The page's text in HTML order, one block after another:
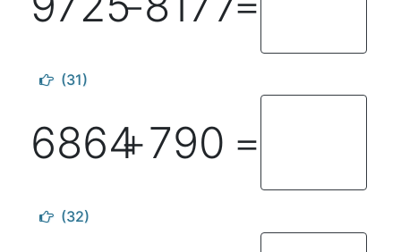
(31)
6864＋790 ＝
(32)